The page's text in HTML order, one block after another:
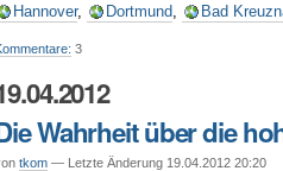
Hannover, Dortmund Bad
3
Wahrheit über die
tkom — Letzte Änderung 19.04.2012 20:20